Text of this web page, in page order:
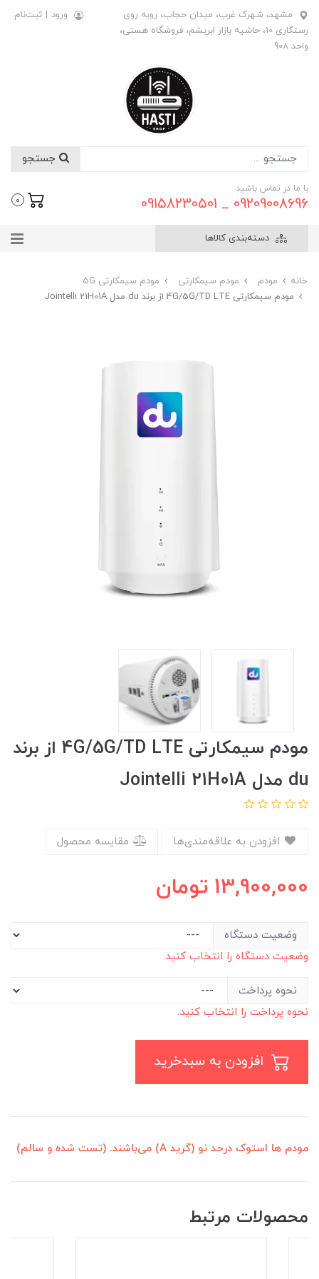
مشهد، شهرک غرب، میدان حجاب، روبه روی
رستگاری 10، حاشیه بازار ابریشم، فروشگاه هستی،
واحد 908
ورود | ثبت‌نام
با ما در تماس باشید
09209008696 _ 09158230501
0
دسته‌بندی کالاها
خانه مودم مودم سیمکارتی
مودم سیمکارتی 5G
مودم سیمکارتی 4G/5G/TD LTE از برند du مدل Jointelli 21H01A
مودم سیمکارتی 4G/5G/TD LTE از برند
du مدل Jointelli 21H01A
مقایسه محصول
13,900,000 تومان
وضعیت دستگاه
وضعیت دستگاه را انتخاب کنید.
نحوه پرداخت
نحوه پرداخت را انتخاب کنید.
مودم ها استوک درحد نو (گرید A) می‌باشند. (تست شده و سالم)
محصولات مرتبط